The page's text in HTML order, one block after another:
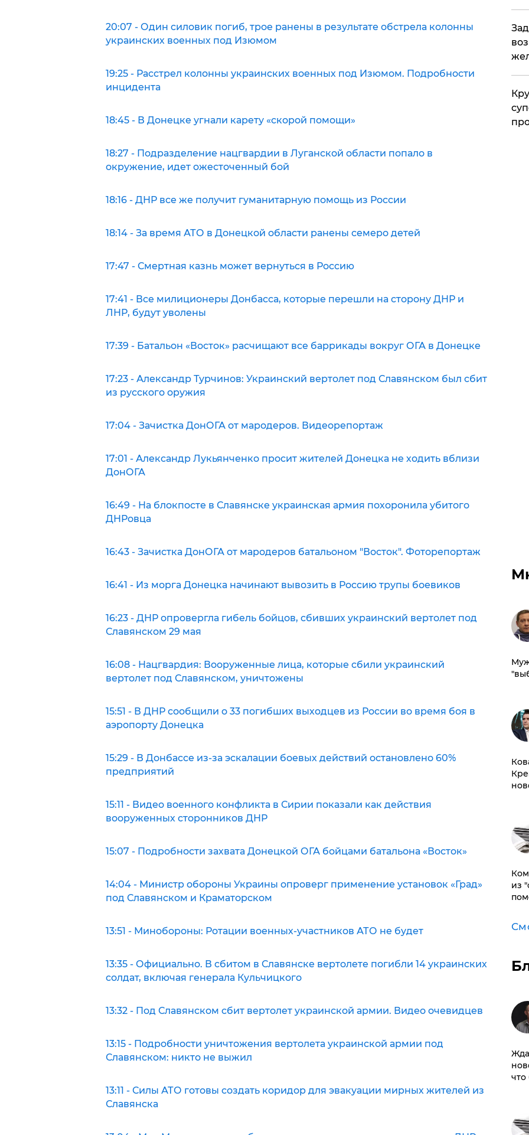
20:07 - Один силовик погиб, трое ранены в результате обстрела колонны
украинских военных под Изюмом
19:25 - Расстрел колонны украинских военных под Изюмом. Подробности
инцидента
18:45 - В Донецке угнали карету «скорой помощи»
18:27 - Подразделение нацгвардии в Луганской области попало в
окружение, идет ожесточенный бой
18:16 - ДНР все же получит гуманитарную помощь из России
18:14 - За время АТО в Донецкой области ранены семеро детей
17:47 - Смертная казнь может вернуться в Россию
17:41 - Все милиционеры Донбасса, которые перешли на сторону ДНР и
ЛНР, будут уволены
17:39 - Батальон «Восток» расчищают все баррикады вокруг ОГА в Донецке
17:23 - Александр Турчинов: Украинский вертолет под Славянском был сбит
из русского оружия
17:04 - Зачистка ДонОГА от мародеров. Видеорепортаж
17:01 - Александр Лукьянченко просит жителей Донецка не ходить вблизи
ДонОГА
16:49 - На блокпосте в Славянске украинская армия похоронила убитого
ДНРовца
16:43 - Зачистка ДонОГА от мародеров батальоном "Восток". Фоторепортаж
16:41 - Из морга Донецка начинают вывозить в Россию трупы боевиков
16:23 - ДНР опровергла гибель бойцов, сбивших украинский вертолет под
Славянском 29 мая
16:08 - Нацгвардия: Вооруженные лица, которые сбили украинский
вертолет под Славянском, уничтожены
15:51 - В ДНР сообщили о 33 погибших выходцев из России во время боя в
аэропорту Донецка
15:29 - В Донбассе из-за эскалации боевых действий остановлено 60%
предприятий
15:11 - Видео военного конфликта в Сирии показали как действия
вооруженных сторонников ДНР
15:07 - Подробности захвата Донецкой ОГА бойцами батальона «Восток»
14:04 - Министр обороны Украины опроверг применение установок «Град»
под Славянском и Краматорском
13:51 - Минобороны: Ротации военных-участников АТО не будет
13:35 - Официально. В сбитом в Славянске вертолете погибли 14 украинских
солдат, включая генерала Кульчицкого
13:32 - Под Славянском сбит вертолет украинской армии. Видео очевидцев
13:15 - Подробности уничтожения вертолета украинской армии под
Славянском: никто не выжил
13:11 - Силы АТО готовы создать коридор для эвакуации мирных жителей из
Славянска
из
что